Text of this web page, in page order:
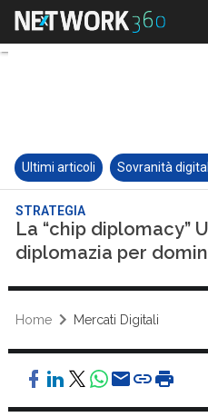
Ultimi articoli Sovranità
STRATEGIA
La “chip diplomacy”
diplomazia per
Home Mercati Digitali